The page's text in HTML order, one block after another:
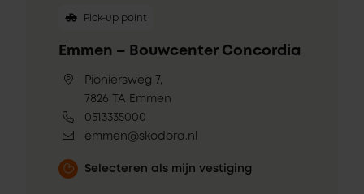
Pick-up point
Emmen – Bouwcenter Concordia
Pioniersweg 7,
7826 TA Emmen
0513335000
emmen@skodora.nl
Selecteren als mijn vestiging